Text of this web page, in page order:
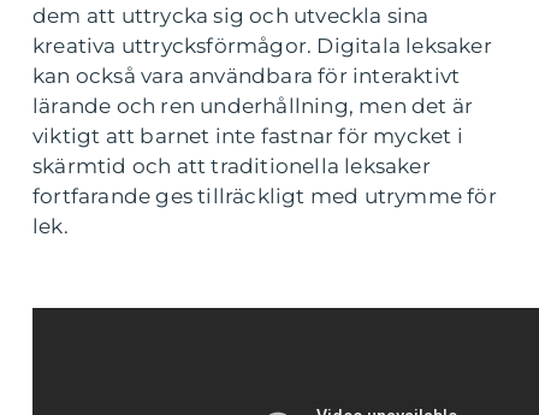
dem att uttrycka sig och utveckla sina
kreativa uttrycksförmågor. Digitala leksaker
kan också vara användbara för interaktivt
lärande och ren underhållning, men det är
viktigt att barnet inte fastnar för mycket i
skärmtid och att traditionella leksaker
fortfarande ges tillräckligt med utrymme för
lek.